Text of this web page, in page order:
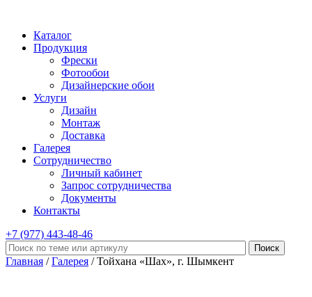
Каталог
Продукция
Фрески
Фотообои
Дизайнерские обои
Услуги
Дизайн
Монтаж
Доставка
Галерея
Сотрудничество
Личный кабинет
Запрос сотрудничества
Документы
Контакты
+7 (977) 443-48-46
Главная /Галерея / Тойхана «Шах», г. Шымкент